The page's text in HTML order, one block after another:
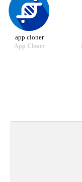
app cloner
App Cloner